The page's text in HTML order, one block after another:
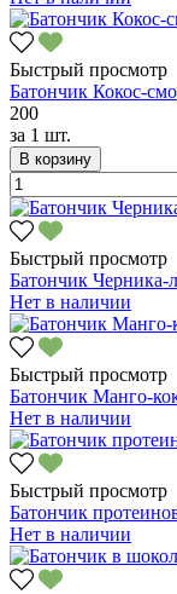
Быстрый просмотр
Батончик Кокос-
200
за 1 шт.
В корзину
Быстрый просмотр
Батончик
Нет в наличии
Быстрый просмотр
Батончик Манго-
Нет в наличии
Быстрый просмотр
Батончик
Нет в наличии